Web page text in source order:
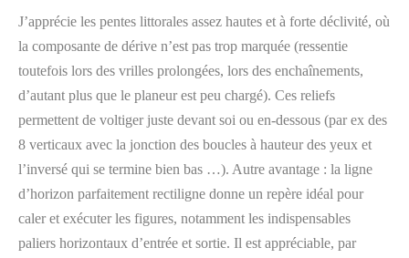
J’apprécie les pentes littorales assez hautes et à forte déclivité, où
la composante de dérive n’est pas trop marquée (ressentie
toutefois lors des vrilles prolongées, lors des enchaînements,
d’autant plus que le planeur est peu chargé). Ces reliefs
permettent de voltiger juste devant soi ou en-dessous (par ex des
8 verticaux avec la jonction des boucles à hauteur des yeux et
l’inversé qui se termine bien bas …). Autre avantage : la ligne
d’horizon parfaitement rectiligne donne un repère idéal pour
caler et exécuter les figures, notamment les indispensables
paliers horizontaux d’entrée et sortie. Il est appréciable, par